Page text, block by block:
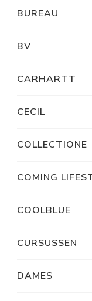
BUREAU
BV
CARHARTT
CECIL
COLLECTIONE
COMING
COOLBLUE
CURSUSSEN
DAMES